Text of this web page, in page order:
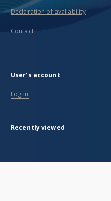
Declaration of availability
Contact
User's account
Log in
Recently viewed